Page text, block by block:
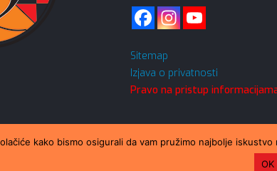
Sitemap
Izjava o privatnosti
Pravo na pristup
kako bismo osigurali da vam pružimo najbolje
OK